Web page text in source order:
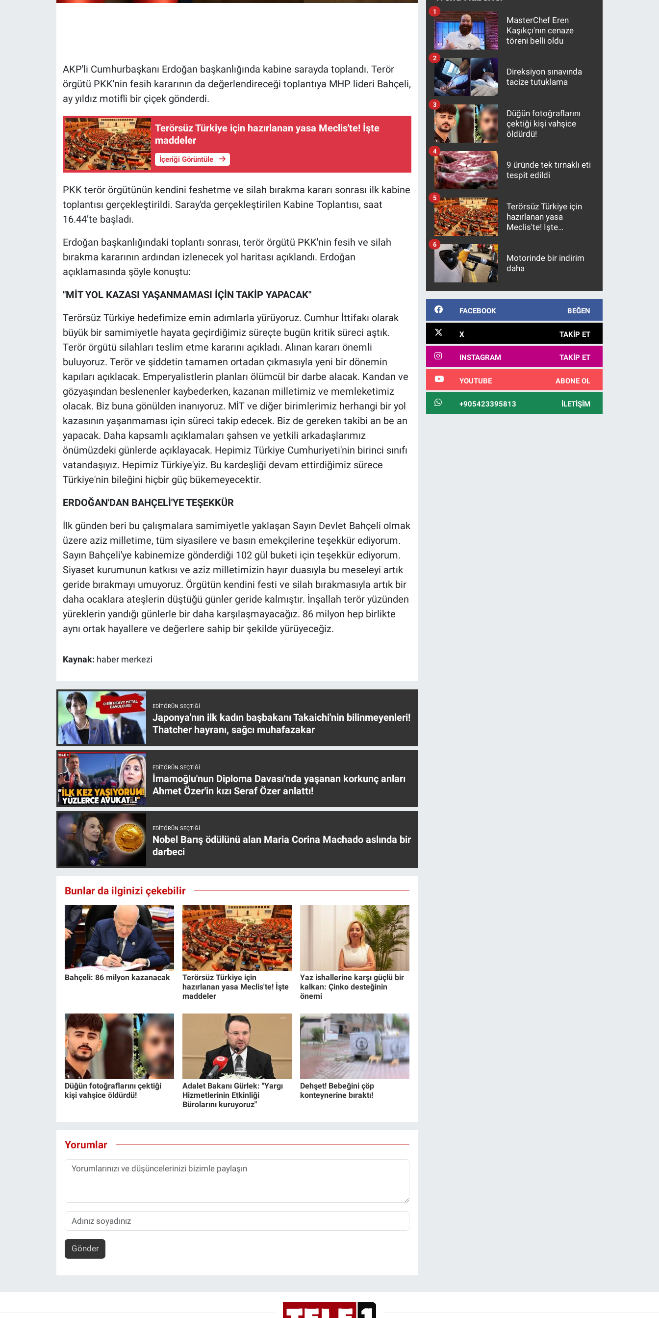
AKP'li Cumhurbaşkanı Erdoğan başkanlığında kabine sarayda toplandı. Terör
örgütü PKK'nin fesih kararının da değerlendireceği toplantıya MHP lideri Bahçeli,
ay yıldız motifli bir çiçek gönderdi.
Terörsüz Türkiye için hazırlanan yasa Meclis'te! İşte
maddeler
İçeriği Görüntüle
PKK terör örgütünün kendini feshetme ve silah bırakma kararı sonrası ilk kabine
toplantısı gerçekleştirildi. Saray'da gerçekleştirilen Kabine Toplantısı, saat
16.44’te başladı.
Erdoğan başkanlığındaki toplantı sonrası, terör örgütü PKK'nin fesih ve silah
bırakma kararının ardından izlenecek yol haritası açıklandı. Erdoğan
açıklamasında şöyle konuştu:
"MİT YOL KAZASI YAŞANMAMASI İÇİN TAKİP YAPACAK"
Terörsüz Türkiye hedefimize emin adımlarla yürüyoruz. Cumhur İttifakı olarak
büyük bir samimiyetle hayata geçirdiğimiz süreçte bugün kritik süreci aştık.
Terör örgütü silahları teslim etme kararını açıkladı. Alınan kararı önemli
buluyoruz. Terör ve şiddetin tamamen ortadan çıkmasıyla yeni bir dönemin
kapıları açıklacak. Emperyalistlerin planları ölümcül bir darbe alacak. Kandan ve
gözyaşından beslenenler kaybederken, kazanan milletimiz ve memleketimiz
olacak. Biz buna gönülden inanıyoruz. MİT ve diğer birimlerimiz herhangi bir yol
kazasının yaşanmaması için süreci takip edecek. Biz de gereken takibi an be an
yapacak. Daha kapsamlı açıklamaları şahsen ve yetkili arkadaşlarımız
önümüzdeki günlerde açıklayacak. Hepimiz Türkiye Cumhuriyeti'nin birinci sınıfı
vatandaşıyız. Hepimiz Türkiye'yiz. Bu kardeşliği devam ettirdiğimiz sürece
Türkiye'nin bileğini hiçbir güç bükemeyecektir.
ERDOĞAN'DAN BAHÇELİ'YE TEŞEKKÜR
İlk günden beri bu çalışmalara samimiyetle yaklaşan Sayın Devlet Bahçeli olmak
üzere aziz milletime, tüm siyasilere ve basın emekçilerine teşekkür ediyorum.
Sayın Bahçeli'ye kabinemize gönderdiği 102 gül buketi için teşekkür ediyorum.
Siyaset kurumunun katkısı ve aziz milletimizin hayır duasıyla bu meseleyi artık
geride bırakmayı umuyoruz. Örgütün kendini festi ve silah bırakmasıyla artık bir
daha ocaklara ateşlerin düştüğü günler geride kalmıştır. İnşallah terör yüzünden
yüreklerin yandığı günlerle bir daha karşılaşmayacağız. 86 milyon hep birlikte
aynı ortak hayallere ve değerlere sahip bir şekilde yürüyeceğiz.
Kaynak: haber merkezi
EDITÖRÜN SEÇTIĞI
Japonya'nın ilk kadın başbakanı Takaichi'nin bilinmeyenleri!
Thatcher hayranı, sağcı muhafazakar
EDITÖRÜN SEÇTIĞI
İmamoğlu'nun Diploma Davası'nda yaşanan korkunç anları
Ahmet Özer'in kızı Seraf Özer anlattı!
EDITÖRÜN SEÇTIĞI
Nobel Barış ödülünü alan Maria Corina Machado aslında bir
darbeci
Bunlar da ilginizi çekebilir
Bahçeli: 86 milyon kazanacak
Terörsüz Türkiye için
hazırlanan yasa Meclis'te! İşte
maddeler
Yaz ishallerine karşı güçlü bir
kalkan: Çinko desteğinin
önemi
Düğün fotoğraflarını çektiği
kişi vahşice öldürdü!
Adalet Bakanı Gürlek: "Yargı
Hizmetlerinin Etkinliği
Bürolarını kuruyoruz"
Dehşet! Bebeğini çöp
konteynerine bıraktı!
Yorumlar
Gönder
MasterChef Eren
Kaşıkçı'nın cenaze
töreni belli oldu
1
Direksiyon sınavında
tacize tutuklama
2
Düğün fotoğraflarını
çektiği kişi vahşice
öldürdü!
3
9 üründe tek tırnaklı eti
tespit edildi
4
Terörsüz Türkiye için
hazırlanan yasa
Meclis'te! İşte
5
Motorinde bir indirim
daha
6
FACEBOOK BEĞEN
X TAKIP ET
INSTAGRAM TAKIP ET
YOUTUBE ABONE OL
+905423395813 İLETIŞIM
Koronavirüs
Kültür Sanat
Programlar
Türkiye'nin Geleceği
Türkiye'nin Gündemi
Yerel Gündem
Yerel Yaşam
Canlı Yayın